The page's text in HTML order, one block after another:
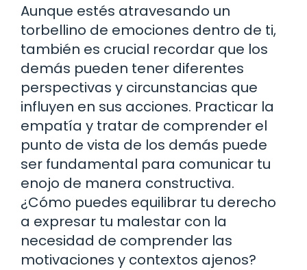
Aunque estés atravesando un
torbellino de emociones dentro de ti,
también es crucial recordar que los
demás pueden tener diferentes
perspectivas y circunstancias que
influyen en sus acciones. Practicar la
empatía y tratar de comprender el
punto de vista de los demás puede
ser fundamental para comunicar tu
enojo de manera constructiva.
¿Cómo puedes equilibrar tu derecho
a expresar tu malestar con la
necesidad de comprender las
motivaciones y contextos ajenos?